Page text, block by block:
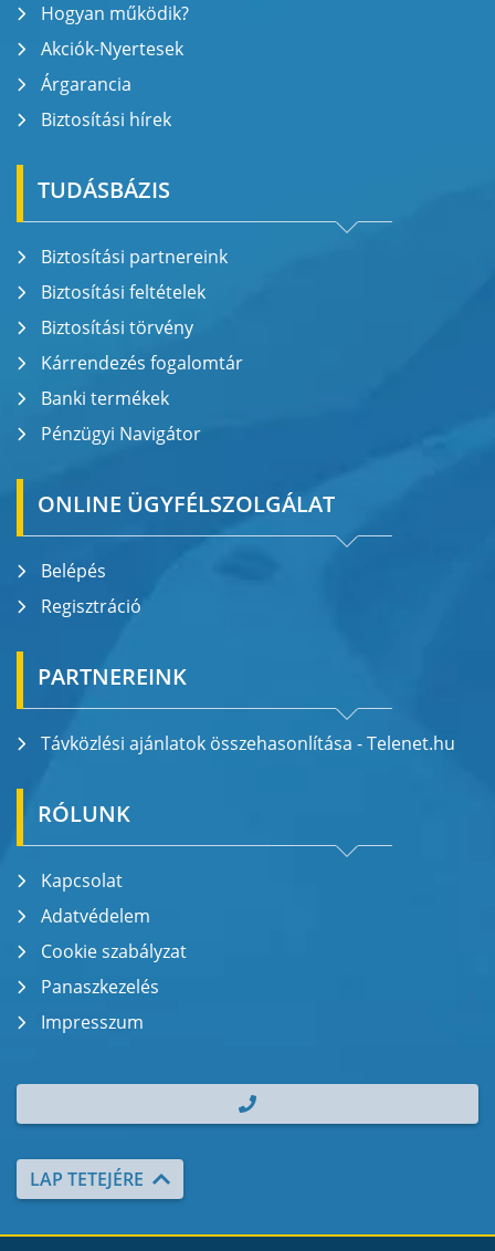
Hogyan működik?
Akciók-Nyertesek
Árgarancia
Biztosítási hírek
TUDÁSBÁZIS
Biztosítási partnereink
Biztosítási feltételek
Biztosítási törvény
Kárrendezés fogalomtár
Banki termékek
Pénzügyi Navigátor
ONLINE ÜGYFÉLSZOLGÁLAT
Belépés
Regisztráció
PARTNEREINK
Távközlési ajánlatok összehasonlítása - Telenet.hu
RÓLUNK
Kapcsolat
Adatvédelem
Cookie szabályzat
Panaszkezelés
Impresszum
| TEL.: +36 70 700 2000
LAP TETEJÉRE